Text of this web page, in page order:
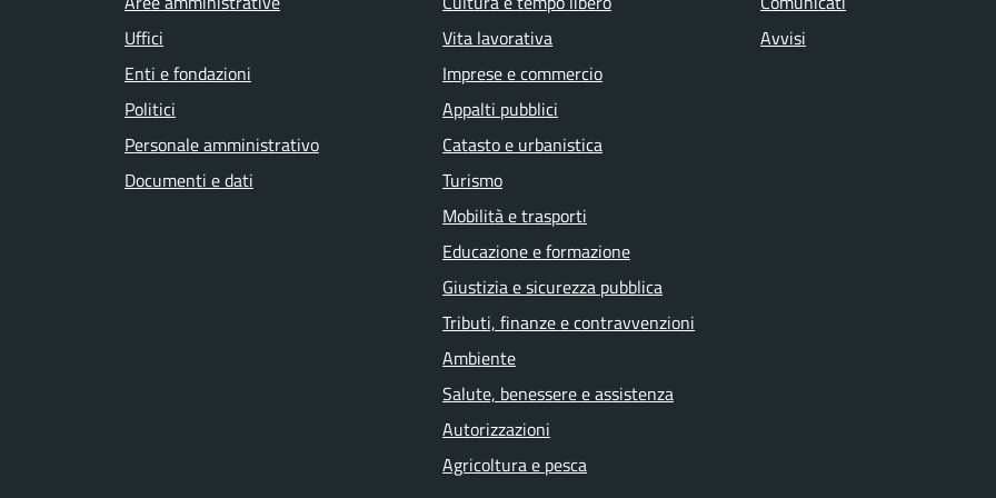
Uffici
Enti e fondazioni
Politici
Personale amministrativo
Documenti e dati
Vita lavorativa
Imprese e commercio
Appalti pubblici
Catasto e urbanistica
Turismo
Mobilità e trasporti
Educazione e formazione
Giustizia e sicurezza pubblica
Tributi, finanze e contravvenzioni
Ambiente
Salute, benessere e assistenza
Autorizzazioni
Agricoltura e pesca
Avvisi